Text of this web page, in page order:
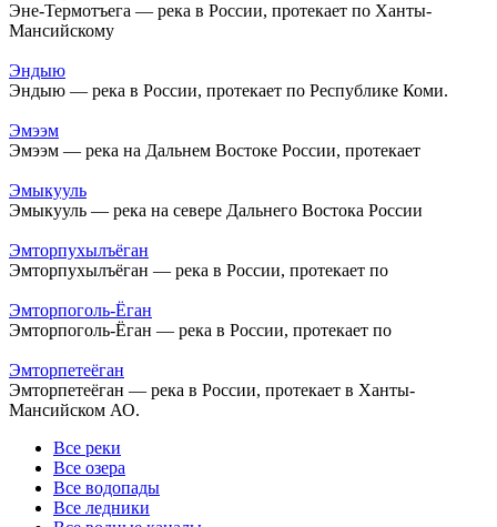
Эне-Термотъега — река в России, протекает по Ханты-
Мансийскому
Эндыю
Эндыю — река в России, протекает по Республике Коми.
Эмээм
Эмээм — река на Дальнем Востоке России, протекает
Эмыкууль
Эмыкууль — река на севере Дальнего Востока России
Эмторпухылъёган
Эмторпухылъёган — река в России, протекает по
Эмторпоголь-Ёган
Эмторпоголь-Ёган — река в России, протекает по
Эмторпетеёган
Эмторпетеёган — река в России, протекает в Ханты-
Мансийском АО.
Все реки
Все озера
Все водопады
Все ледники